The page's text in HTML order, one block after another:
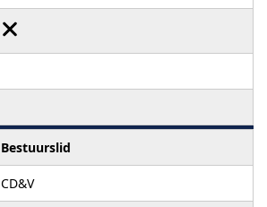
Bestuurslid
CD&V